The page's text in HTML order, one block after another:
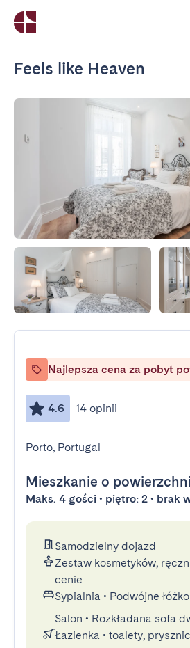
Feels like Heaven
Najlepsza cena za pobyt
4.6 14 opinii
Porto, Portugal
Mieszkanie o
Maks. 4 gości • piętro: 2 • brak
Samodzielny dojazd
Zestaw kosmetyków,
cenie
Sypialnia • Podwójne łóżko
Salon • Rozkładana sofa
Łazienka • toalety, prysznic